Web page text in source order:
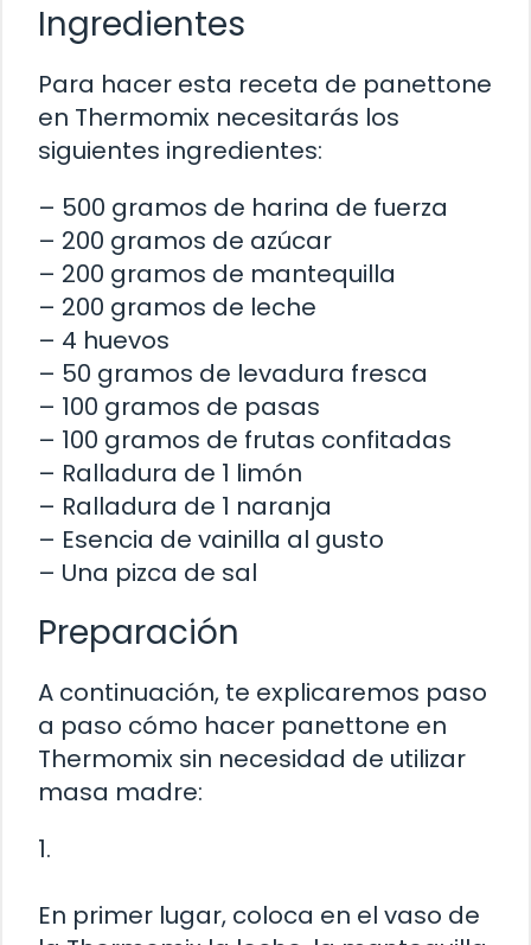
Ingredientes
Para hacer esta receta de panettone
en Thermomix necesitarás los
siguientes ingredientes:
– 500 gramos de harina de fuerza
– 200 gramos de azúcar
– 200 gramos de mantequilla
– 200 gramos de leche
– 4 huevos
– 50 gramos de levadura fresca
– 100 gramos de pasas
– 100 gramos de frutas confitadas
– Ralladura de 1 limón
– Ralladura de 1 naranja
– Esencia de vainilla al gusto
– Una pizca de sal
Preparación
A continuación, te explicaremos paso
a paso cómo hacer panettone en
Thermomix sin necesidad de utilizar
masa madre:
1.
En primer lugar, coloca en el vaso de